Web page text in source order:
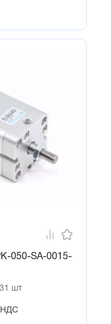
050-SA-0015-
шт
НДС